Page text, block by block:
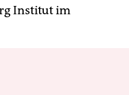
Institut im